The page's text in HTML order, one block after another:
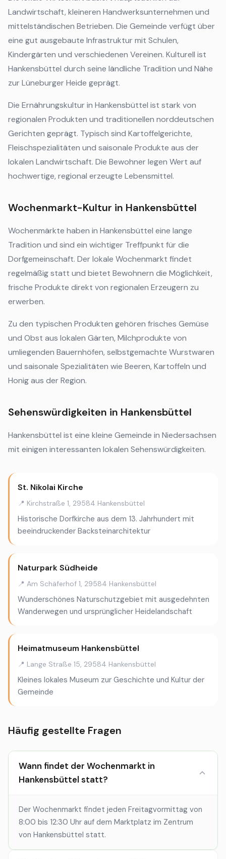
Landwirtschaft, kleineren Handwerksunternehmen und
mittelständischen Betrieben. Die Gemeinde verfügt über
eine gut ausgebaute Infrastruktur mit Schulen,
Kindergärten und verschiedenen Vereinen. Kulturell ist
Hankensbüttel durch seine ländliche Tradition und Nähe
zur Lüneburger Heide geprägt.
Die Ernährungskultur in Hankensbüttel ist stark von
regionalen Produkten und traditionellen norddeutschen
Gerichten geprägt. Typisch sind Kartoffelgerichte,
Fleischspezialitäten und saisonale Produkte aus der
lokalen Landwirtschaft. Die Bewohner legen Wert auf
hochwertige, regional erzeugte Lebensmittel.
Wochenmarkt-Kultur in Hankensbüttel
Wochenmärkte haben in Hankensbüttel eine lange
Tradition und sind ein wichtiger Treffpunkt für die
Dorfgemeinschaft. Der lokale Wochenmarkt findet
regelmäßig statt und bietet Bewohnern die Möglichkeit,
frische Produkte direkt von regionalen Erzeugern zu
erwerben.
Zu den typischen Produkten gehören frisches Gemüse
und Obst aus lokalen Gärten, Milchprodukte von
umliegenden Bauernhöfen, selbstgemachte Wurstwaren
und saisonale Spezialitäten wie Beeren, Kartoffeln und
Honig aus der Region.
Sehenswürdigkeiten in Hankensbüttel
Hankensbüttel ist eine kleine Gemeinde in Niedersachsen
mit einigen interessanten lokalen Sehenswürdigkeiten.
St. Nikolai Kirche
📍 Kirchstraße 1, 29584 Hankensbüttel
Historische Dorfkirche aus dem 13. Jahrhundert mit
beeindruckender Backsteinarchitektur
Naturpark Südheide
📍 Am Schäferhof 1, 29584 Hankensbüttel
Wunderschönes Naturschutzgebiet mit ausgedehnten
Wanderwegen und ursprünglicher Heidelandschaft
Heimatmuseum Hankensbüttel
📍 Lange Straße 15, 29584 Hankensbüttel
Kleines lokales Museum zur Geschichte und Kultur der
Gemeinde
Häufig gestellte Fragen
Wann findet der Wochenmarkt in
Hankensbüttel statt?
Der Wochenmarkt findet jeden Freitagvormittag von
8:00 bis 12:30 Uhr auf dem Marktplatz im Zentrum
von Hankensbüttel statt.